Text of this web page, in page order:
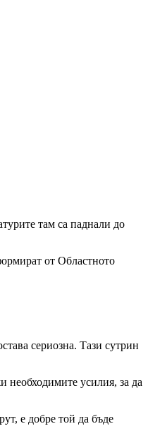
там са паднали до
от Областното
сериозна. Тази сутрин
усилия, за да
е добре той да бъде